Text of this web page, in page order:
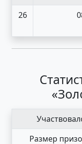
26
Размер